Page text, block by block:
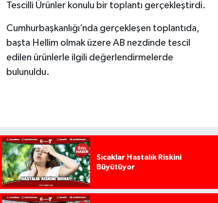
Tescilli Ürünler konulu bir toplantı gerçekleştirdi.
Cumhurbaşkanlığı’nda gerçekleşen toplantıda,
başta Hellim olmak üzere AB nezdinde tescil
edilen ürünlerle ilgili değerlendirmelerde
bulunuldu.
Sıcaklar Hastalık Riskini
Büyütüyor